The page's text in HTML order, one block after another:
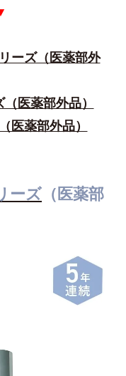
ーズ（医薬部外
医薬部外品）
医薬部外品）
ーズ （医薬部